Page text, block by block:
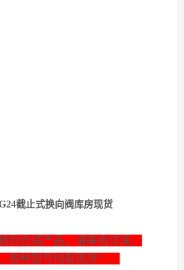
截止式换向阀库房现货
到合适产品，请来电详询，
各种型号均有现货！、